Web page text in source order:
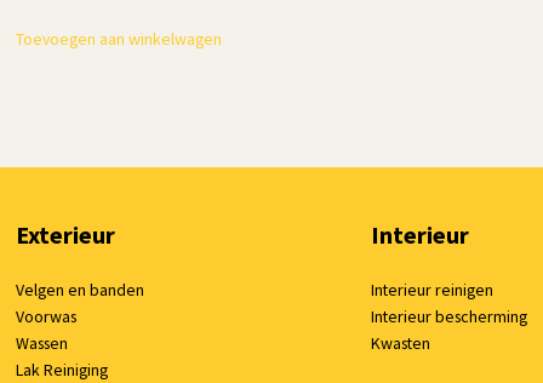
was:
is:
Toevoegen aan winkelwagen
Exterieur
Velgen en banden
Voorwas
Wassen
Lak Reiniging
Interieur
Interieur reinigen
Interieur bescherming
Kwasten